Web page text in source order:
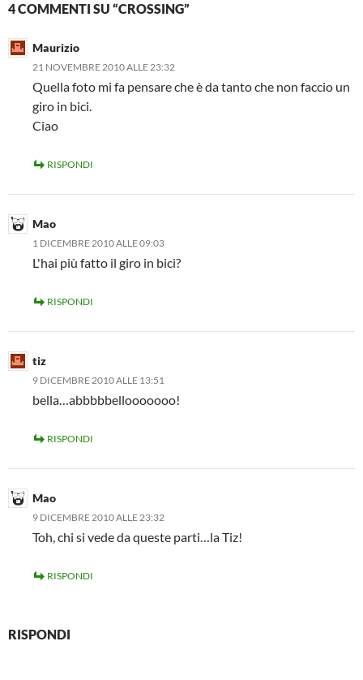
4 COMMENTI SU “CROSSING”
Maurizio
21 NOVEMBRE 2010 ALLE 23:32
Quella foto mi fa pensare che è da tanto che non faccio un
giro in bici.
Ciao
RISPONDI
Mao
1 DICEMBRE 2010 ALLE 09:03
L'hai più fatto il giro in bici?
RISPONDI
tiz
9 DICEMBRE 2010 ALLE 13:51
bella…abbbbbellooooooo!
RISPONDI
Mao
9 DICEMBRE 2010 ALLE 23:32
Toh, chi si vede da queste parti…la Tiz!
RISPONDI
RISPONDI